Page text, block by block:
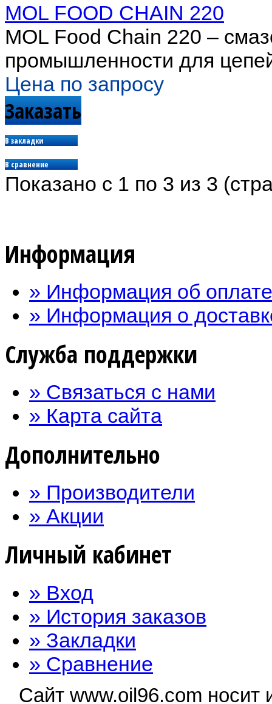
MOL FOOD CHAIN 220
MOL Food Chain 220 –
промышленности для
Цена по запросу
Заказать
В закладки
В сравнение
Показано с 1 по 3 из 3
Информация
» Информация об оплате
» Информация о
Служба поддержки
» Связаться с нами
» Карта сайта
Дополнительно
» Производители
» Акции
Личный кабинет
» Вход
» История заказов
» Закладки
» Сравнение
Сайт www.oil96.com